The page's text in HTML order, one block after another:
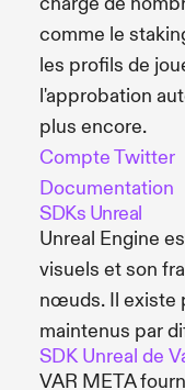
comme le
les profils de
l'approbation
plus encore.
Compte Twitter
Documentation
SDKs Unreal
Unreal Engine
visuels et son
nœuds. Il existe
maintenus par
SDK Unreal de
VAR META